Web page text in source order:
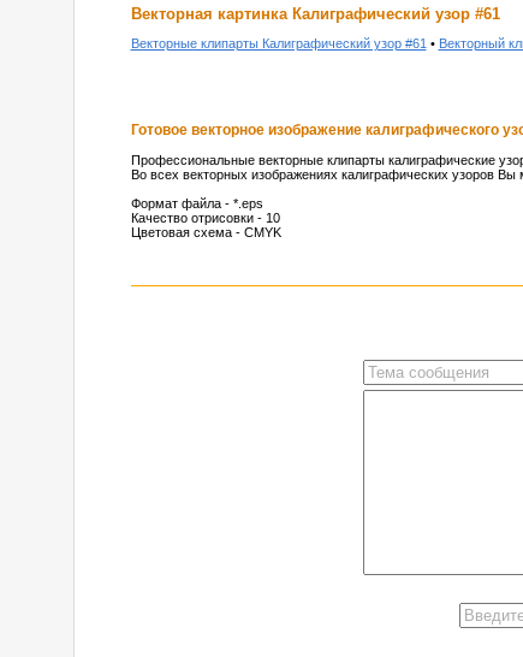
Векторная картинка Калиграфический узор #61
Векторные клипарты Калиграфический узор #61 • Векторный
Готовое векторное изображение калиграфического
Профессиональные векторные клипарты калиграфические
Во всех векторных изображениях калиграфических узоров
Формат файла - *.eps
Качество отрисовки - 10
Цветовая схема - CMYK